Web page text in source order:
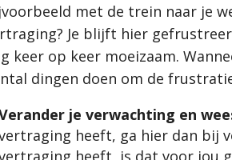
met de trein naar je
Je blijft hier
keer op keer moeizaam.
dingen doen om de
je verwachting en
heeft, ga hier dan bij
heeft, is dat voor jou